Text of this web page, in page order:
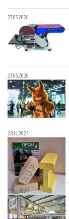
23.03.2026
23.03.2026
28.11.2025
28.11.2025